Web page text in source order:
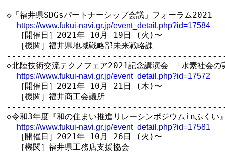
◇「福井県SDGsパートナーシップ会議」フォーラム2021
https://www.fukui-navi.gr.jp/event_detail.php?id=17584
  ［開催日］2021年 10月 19日 (火)〜
  ［機関］福井県地域戦略部未来戦略課
◇北陸技術交流テクノフェア2021記念講演会 「水素社会の
https://www.fukui-navi.gr.jp/event_detail.php?id=17572
  ［開催日］2021年 10月 21日 (木)〜
  ［機関］福井商工会議所
◇令和3年度『和の住まい推進リレーシンポジウムinふくい
https://www.fukui-navi.gr.jp/event_detail.php?id=17581
  ［開催日］2021年 10月 26日 (火)〜
  ［機関］福井県工務店支援協会